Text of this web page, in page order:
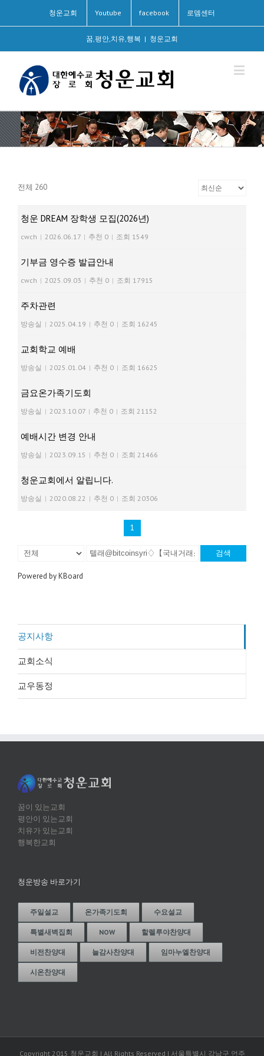
청운교회 Youtube facebook 로뎀센터
꿈,평안,치유,행복 | 청운교회
전체 260
청운 DREAM 장학생 모집(2026년)
cwch | 2026.06.17 | 추천 0 | 조회 1549
기부금 영수증 발급안내
cwch | 2025.09.03 | 추천 0 | 조회 17915
주차관련
방송실 | 2025.04.19 | 추천 0 | 조회 16245
교회학교 예배
방송실 | 2025.01.04 | 추천 0 | 조회 16625
금요온가족기도회
방송실 | 2023.10.07 | 추천 0 | 조회 21152
예배시간 변경 안내
방송실 | 2023.09.15 | 추천 0 | 조회 21466
청운교회에서 알립니다.
방송실 | 2020.08.22 | 추천 0 | 조회 20306
1
검색
Powered by KBoard
공지사항
교회소식
교우동정
꿈이 있는교회
평안이 있는교회
치유가 있는교회
행복한교회
청운방송 바로가기
주일설교 온가족기도회 수요설교
특별새벽집회 NOW 할렐루야찬양대
비전찬양대 늘감사찬양대 임마누엘찬양대
시온찬양대
Copyright 2015 청운교회 | All Rights Reserved | 서울특별시 강남구 언주